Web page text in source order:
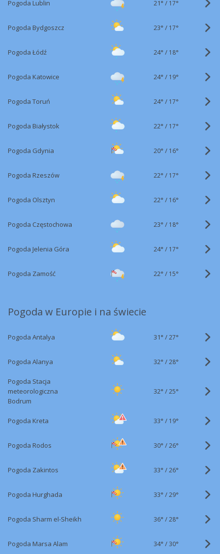
Pogoda Lublin 21° / 17°
Pogoda Bydgoszcz 23° / 17°
Pogoda Łódź 24° / 18°
Pogoda Katowice 24° / 19°
Pogoda Toruń 24° / 17°
Pogoda Białystok 22° / 17°
Pogoda Gdynia 20° / 16°
Pogoda Rzeszów 22° / 17°
Pogoda Olsztyn 22° / 16°
Pogoda Częstochowa 23° / 18°
Pogoda Jelenia Góra 24° / 17°
Pogoda Zamość 22° / 15°
Pogoda w Europie i na świecie
Pogoda Antalya 31° /27°
Pogoda Alanya 32° /28°
Pogoda Stacja
meteorologiczna
Bodrum
32° /25°
Pogoda Kreta 33° / 19°
Pogoda Rodos 30° /26°
Pogoda Zakintos 33° /26°
Pogoda Hurghada 33° /29°
Pogoda Sharm el-Sheikh 36° /28°
Pogoda Marsa Alam 34° /30°